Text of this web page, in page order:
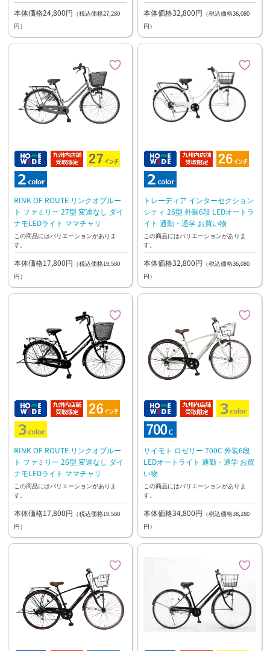
本体価格24,800円 （税込価格27,280
円）
本体価格32,800円 （税込価格36,080
円）
RINK OF ROUTE リンクオブルー
ト ファミリー 27型 変速なし ダイ
ナモLEDライト ママチャリ
この商品にはバリエーションがありま
す。
本体価格17,800円 （税込価格19,580
円）
トレーディア インターセクション
シティ 26型 外装6段 LEDオートラ
イト 通勤・通学 お買い物
この商品にはバリエーションがありま
す。
本体価格32,800円 （税込価格36,080
円）
RINK OF ROUTE リンクオブルー
ト ファミリー 26型 変速なし ダイ
ナモLEDライト ママチャリ
この商品にはバリエーションがありま
す。
本体価格17,800円 （税込価格19,580
円）
サイモト ロゼリー 700C 外装6段
LEDオートライト 通勤・通学 お買
い物
この商品にはバリエーションがありま
す。
本体価格34,800円 （税込価格38,280
円）